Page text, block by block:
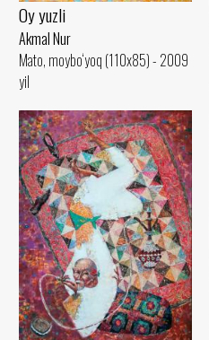
Oy yuzli
Akmal Nur
Mato, moybo‘yoq (110x85) - 2009
yil